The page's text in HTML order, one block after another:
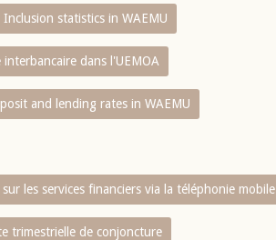
Inclusion statistics in WAEMU
dans l'UEMOA
and lending rates in WAEMU
les services financiers via la téléphonie mobile
trimestrielle de conjoncture